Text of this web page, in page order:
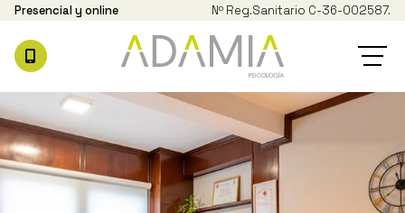
Presencial y online Nº Reg.Sanitario C-36-002587.